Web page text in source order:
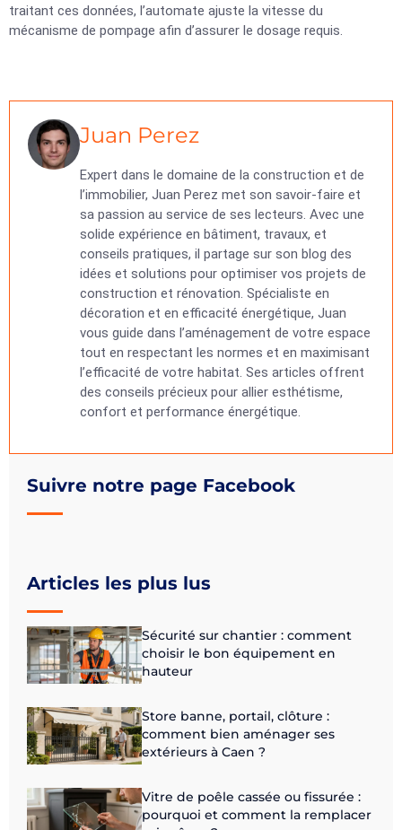
Suivre notre page Facebook
Articles les plus lus
Sécurité sur chantier : comment
choisir le bon équipement en
hauteur
Store banne, portail, clôture :
comment bien aménager ses
extérieurs à Caen ?
Vitre de poêle cassée ou fissurée :
pourquoi et comment la remplacer
traitant ces données, l’automate ajuste la vitesse du
mécanisme de pompage afin d’assurer le dosage requis.
Juan Perez
Expert dans le domaine de la construction et de
l’immobilier, Juan Perez met son savoir-faire et
sa passion au service de ses lecteurs. Avec une
solide expérience en bâtiment, travaux, et
conseils pratiques, il partage sur son blog des
idées et solutions pour optimiser vos projets de
construction et rénovation. Spécialiste en
décoration et en efficacité énergétique, Juan
vous guide dans l’aménagement de votre espace
tout en respectant les normes et en maximisant
l’efficacité de votre habitat. Ses articles offrent
des conseils précieux pour allier esthétisme,
confort et performance énergétique.